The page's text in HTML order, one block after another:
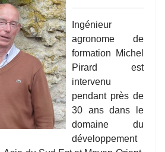
Ingénieur
agronome de
formation Michel
Pirard est
intervenu
pendant près de
30 ans dans le
domaine du
développement